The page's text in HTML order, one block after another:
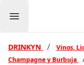
Menu
DRINKYN / Vinos,
Champagne y Burbuja